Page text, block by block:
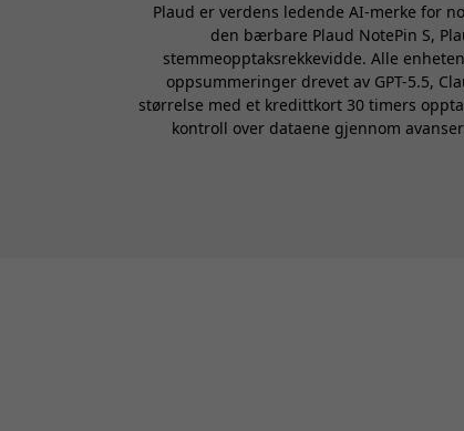
Plaud er verdens ledende AI-merke for
den bærbare Plaud NotePin S,
stemmeopptaksrekkevidde. Alle
oppsummeringer drevet av GPT-5.5,
størrelse med et kredittkort 30 timers
kontroll over dataene gjennom